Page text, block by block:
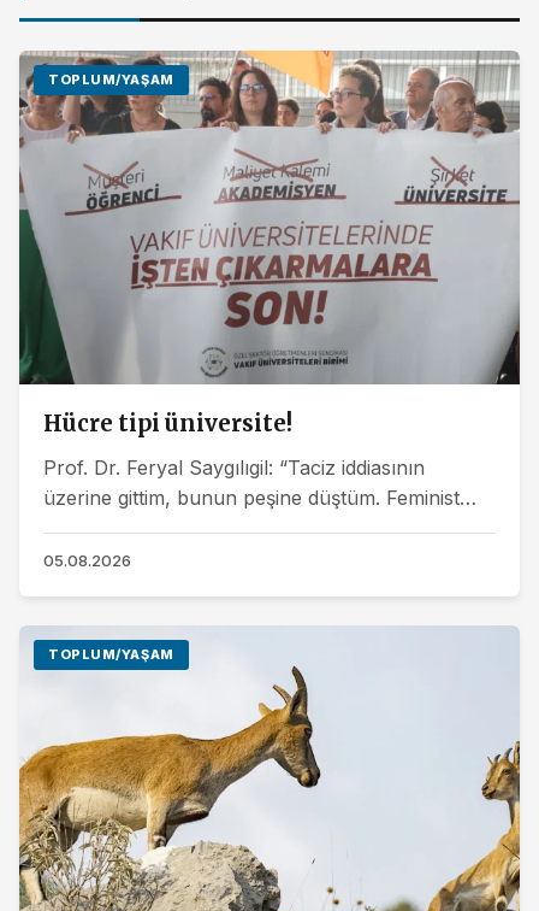
TOPLUM/YAŞAM
Hücre tipi üniversite!
Prof. Dr. Feryal Saygılıgil: “Taciz iddiasının
üzerine gittim, bunun peşine düştüm. Feminist
mücadeleyi akademi içinde sürdürdüğüm için
bedel...
05.08.2026
TOPLUM/YAŞAM